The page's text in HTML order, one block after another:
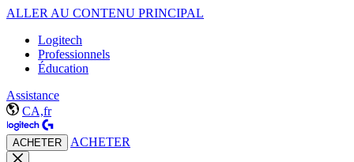
ALLER AU CONTENU PRINCIPAL
Logitech
Professionnels
Éducation
Assistance
CA,fr
ACHETER ACHETER